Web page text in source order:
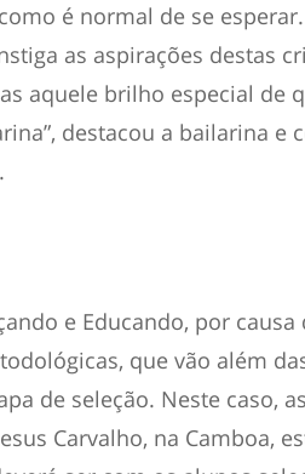
é normal de se
as aspirações destas
aquele brilho especial de
destacou a bailarina e
e Educando, por
que vão além
de seleção. Neste caso,
Carvalho, na Camboa,